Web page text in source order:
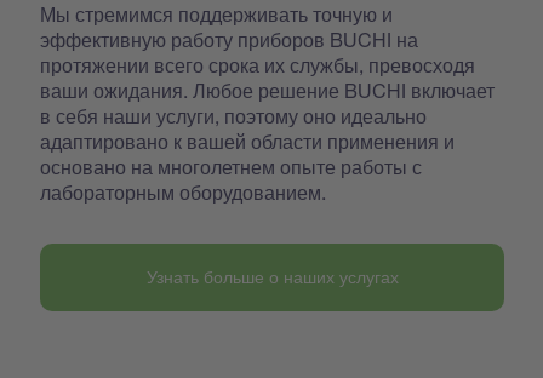
Мы стремимся поддерживать точную и
эффективную работу приборов BUCHI на
протяжении всего срока их службы, превосходя
ваши ожидания. Любое решение BUCHI включает
в себя наши услуги, поэтому оно идеально
адаптировано к вашей области применения и
основано на многолетнем опыте работы с
лабораторным оборудованием.
Узнать больше о наших услугах